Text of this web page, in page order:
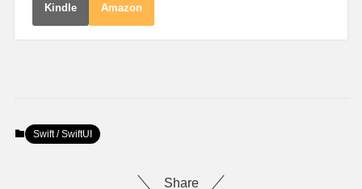
Kindle Amazon
Swift / SwiftUI
Share